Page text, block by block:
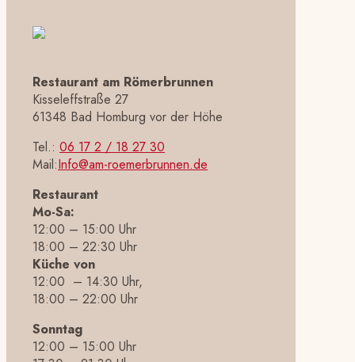
Restaurant am Römerbrunnen
Kisseleffstraße 27
61348 Bad Homburg vor der Höhe
Tel.: 06 17 2 / 18 27 30
Mail:Info@am-roemerbrunnen.de
Restaurant
Mo-Sa:
12:00 – 15:00 Uhr
18:00 – 22:30 Uhr
Küche von
12:00 – 14:30 Uhr,
18:00 – 22:00 Uhr
Sonntag
12:00 – 15:00 Uhr